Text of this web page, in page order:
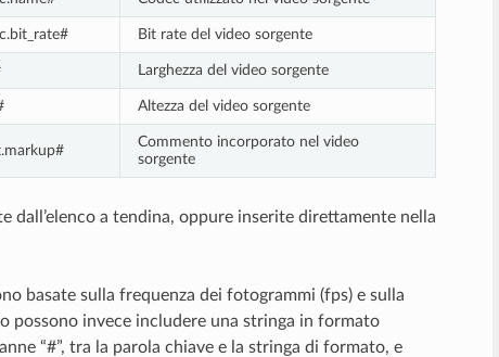
Bit rate del video sorgente
Larghezza del video sorgente
Altezza del video sorgente
Commento incorporato nel video
sorgente
dall’elenco a tendina, oppure inserite direttamente nella
basate sulla frequenza dei fotogrammi (fps) e sulla
possono invece includere una stringa in formato
“#”, tra la parola chiave e la stringa di formato, e